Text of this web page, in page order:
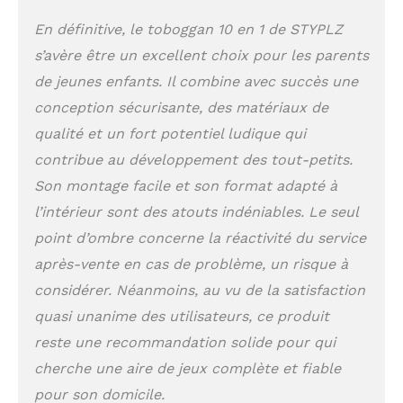
français：HDPE imperméable avec
protection UV (UPF 50+), capable de
supporter les pluies fréquentes et les
températures extrêmes (-10°C à
40°C). Utilisez-le dans le salon (par
terrasse/jardin (par temps ensoleillé)
— pas de déformation ni de
décoloration après 1 an d’utilisation.
Pieds antidérapants protègent les sols
en bois et en carrelage des rayures.
Assemblage en 20min, rangement
facile：Tous les outils nécessaires et
instructions illustrées claires (en
français) sont inclus. L’assemblage ne
requiert aucune compétence
terminer en 20min maximum. Design
partiellement démontable : le
toboggan peut être décomposé en 3
En définitive, le toboggan 10 en 1 de STYPLZ
s’avère être un excellent choix pour les parents
de jeunes enfants. Il combine avec succès une
conception sécurisante, des matériaux de
qualité et un fort potentiel ludique qui
contribue au développement des tout-petits.
Son montage facile et son format adapté à
l’intérieur sont des atouts indéniables. Le seul
point d’ombre concerne la réactivité du service
après-vente en cas de problème, un risque à
considérer. Néanmoins, au vu de la satisfaction
quasi unanime des utilisateurs, ce produit
reste une recommandation solide pour qui
cherche une aire de jeux complète et fiable
pour son domicile.